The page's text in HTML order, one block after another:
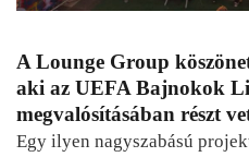
A Lounge Group
aki az UEFA Bajnokok
megvalósításában részt
Egy ilyen nagyszabású